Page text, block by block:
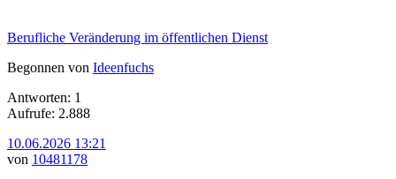
Berufliche Veränderung im öffentlichen Dienst
Begonnen von Ideenfuchs
Antworten: 1
Aufrufe: 2.888
10.06.2026 13:21
von 10481178